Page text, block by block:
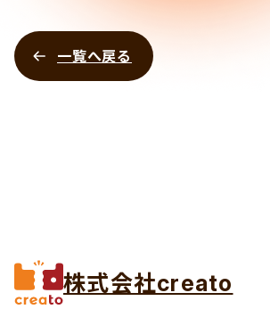
一覧へ戻る
株式会社creato